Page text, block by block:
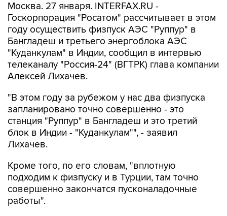
Москва. 27 января. INTERFAX.RU -
Госкорпорация "Росатом" рассчитывает в этом
году осуществить физпуск АЭС "Руппур" в
Бангладеш и третьего энергоблока АЭС
"Куданкулам" в Индии, сообщил в интервью
телеканалу "Россия-24" (ВГТРК) глава компании
Алексей Лихачев.
"В этом году за рубежом у нас два физпуска
запланировано точно совершенно - это
станция "Руппур" в Бангладеш и это третий
блок в Индии - "Куданкулам"", - заявил
Лихачев.
Кроме того, по его словам, "вплотную
подходим к физпуску и в Турции, там точно
совершенно закончатся пусконаладочные
работы".